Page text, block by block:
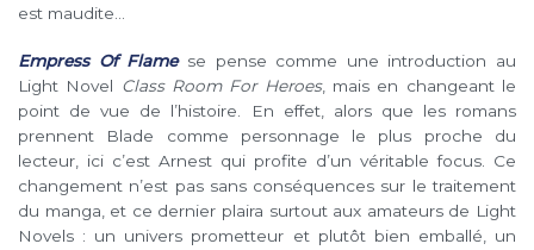
est maudite…
Empress Of Flamese pense comme une introduction au
Light Novel Class Room For Heroes, mais en changeant le
point de vue de l’histoire. En effet, alors que les romans
prennent Blade comme personnage le plus proche du
lecteur, ici c’est Arnest qui profite d’un véritable focus. Ce
changement n’est pas sans conséquences sur le traitement
du manga, et ce dernier plaira surtout aux amateurs de Light
Novels : un univers prometteur et plutôt bien emballé, un